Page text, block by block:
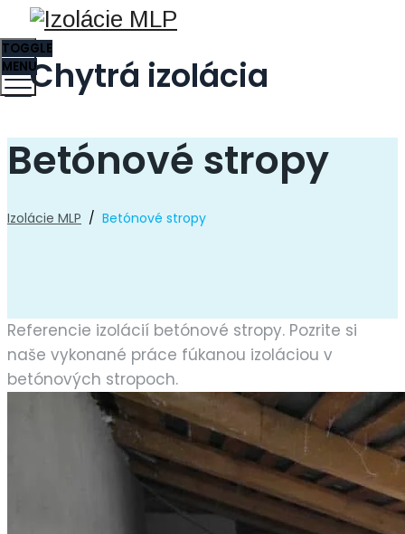
Chytrá izolácia
TOGGLE
MENU
Betónové stropy
Izolácie MLP / Betónové stropy
Referencie izolácií betónové stropy. Pozrite si
naše vykonané práce fúkanou izoláciou v
betónových stropoch.